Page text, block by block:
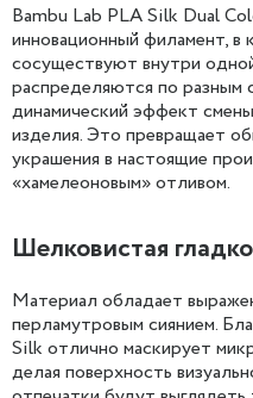
Bambu Lab PLA Silk Dual
инновационный филамент,
сосуществуют внутри
распределяются по разным
динамический эффект
изделия. Это превращает
украшения в настоящие
«хамелеоновым» отливом.
Шелковистая
Материал обладает
перламутровым сиянием.
Silk отлично маскирует
делая поверхность